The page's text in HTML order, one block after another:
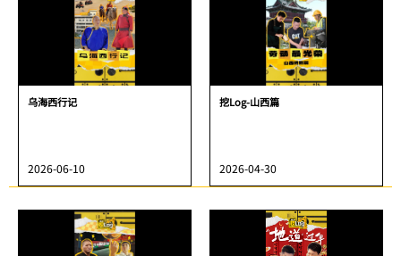
乌海西行记
2026-06-10
挖Log-山西篇
2026-04-30